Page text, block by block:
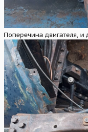
Поперечина двигателя,